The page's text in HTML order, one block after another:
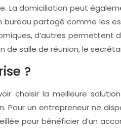
La domiciliation peut
partagé comme les
d’autres permettent
de salle de réunion, le
?
choisir la meilleure
un entrepreneur ne
pour bénéficier d’un